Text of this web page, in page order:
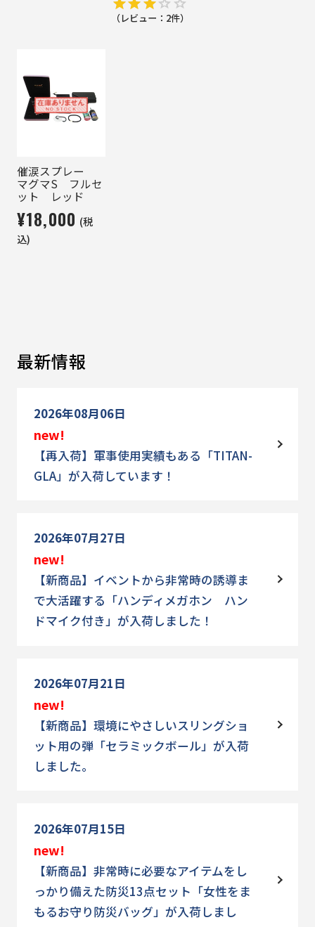
（レビュー： 2件）
催涙スプレー
マグマS フルセ
ット レッド
¥18,000 (税
込)
最新情報
2026年08月06日
new!
【再入荷】軍事使用実績もある「TITAN-
GLA」が入荷しています！
2026年07月27日
new!
【新商品】イベントから非常時の誘導ま
で大活躍する「ハンディメガホン ハン
ドマイク付き」が入荷しました！
2026年07月21日
new!
【新商品】環境にやさしいスリングショ
ット用の弾「セラミックボール」が入荷
しました。
2026年07月15日
new!
【新商品】非常時に必要なアイテムをし
っかり備えた防災13点セット「女性をま
もるお守り防災バッグ」が入荷しまし